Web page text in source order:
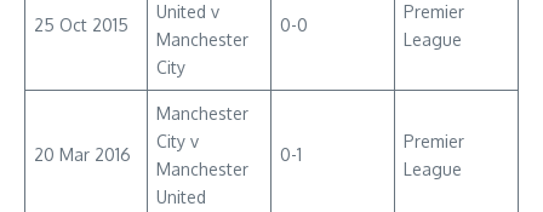
25 Oct 2015
United v
Manchester
City
0-0
Premier
League
20 Mar 2016
Manchester
City v
Manchester
United
0-1
Premier
League